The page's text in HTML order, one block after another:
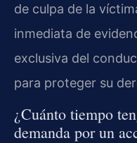
de culpa de la
inmediata de
exclusiva del
para proteger su
¿Cuánto tiempo
demanda por un